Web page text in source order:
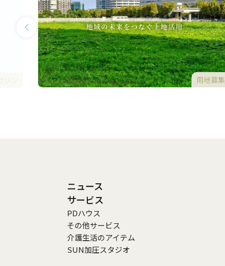
用地募集
ニュース
サービス
PDハウス
その他サービス
介護生活のアイテム
SUN加圧スタジオ